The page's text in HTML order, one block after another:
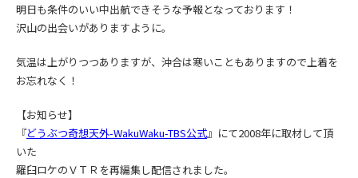
明日も条件のいい中出航できそうな予報となっております！
沢山の出会いがありますように。
気温は上がりつつありますが、沖合は寒いこともありますので上着を
お忘れなく！
【お知らせ】
『どうぶつ奇想天外-WakuWaku-TBS公式』にて2008年に取材して頂
いた
羅臼ロケのＶＴＲを再編集し配信されました。